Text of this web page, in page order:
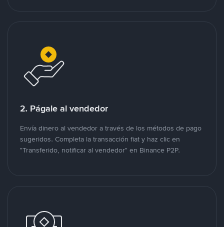
2. Págale al vendedor
Envía dinero al vendedor a través de los métodos de pago
sugeridos. Completa la transacción fiat y haz clic en
"Transferido, notificar al vendedor" en Binance P2P.